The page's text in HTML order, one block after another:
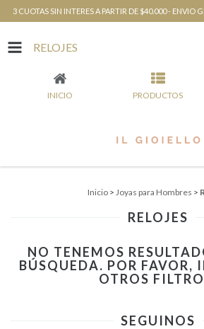
3 CUOTAS SIN INTERES A PARTIR DE $40.000 - ENVIO
RELOJES
INICIO PRODUCTOS
Inicio > Joyas para Hombres >
RELOJES
NO TENEMOS
BÚSQUEDA. POR FAVOR,
OTROS
SEGUINOS